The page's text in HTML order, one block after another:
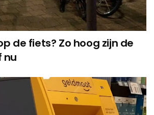
de fiets? Zo hoog zijn de
nu